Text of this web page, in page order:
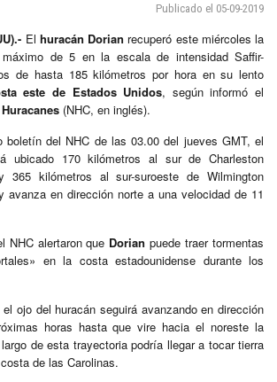
Publicado el 05-09-2019
El huracán Dorian recuperó este miércoles la
de 5 en la escala de intensidad Saffir-
de hasta 185 kilómetros por hora en su lento
este de Estados Unidos, según informó el
(NHC, en inglés).
boletín del NHC de las 03.00 del jueves GMT, el
ubicado 170 kilómetros al sur de Charleston
365 kilómetros al sur-suroeste de Wilmington
avanza en dirección norte a una velocidad de 11
NHC alertaron que Dorian puede traer tormentas
en la costa estadounidense durante los
ojo del huracán seguirá avanzando en dirección
horas hasta que vire hacia el noreste la
de esta trayectoria podría llegar a tocar tierra
de las Carolinas.